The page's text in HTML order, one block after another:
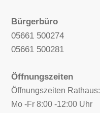
Bürgerbüro
05661 500274
05661 500281
Öffnungszeiten
Öffnungszeiten Rathaus:
Mo -Fr 8:00 -12:00 Uhr